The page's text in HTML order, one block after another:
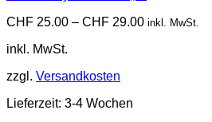
CHF 25.00 – CHF 29.00 inkl. MwSt.
inkl. MwSt.
zzgl. Versandkosten
Lieferzeit: 3-4 Wochen